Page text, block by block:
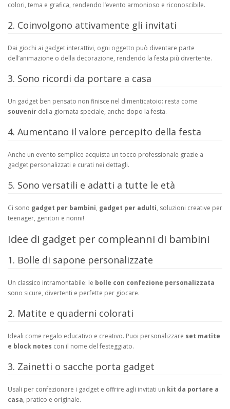
colori, tema e grafica, rendendo l’evento armonioso e riconoscibile.
2. Coinvolgono attivamente gli invitati
Dai giochi ai gadget interattivi, ogni oggetto può diventare parte
dell’animazione o della decorazione, rendendo la festa più divertente.
3. Sono ricordi da portare a casa
Un gadget ben pensato non finisce nel dimenticatoio: resta come
souvenir della giornata speciale, anche dopo la festa.
4. Aumentano il valore percepito della festa
Anche un evento semplice acquista un tocco professionale grazie a
gadget personalizzati e curati nei dettagli.
5. Sono versatili e adatti a tutte le età
Ci sono gadget per bambini, gadget per adulti, soluzioni creative per
teenager, genitori e nonni!
Idee di gadget per compleanni di bambini
1. Bolle di sapone personalizzate
Un classico intramontabile: le bolle con confezione personalizzata
sono sicure, divertenti e perfette per giocare.
2. Matite e quaderni colorati
Ideali come regalo educativo e creativo. Puoi personalizzare set matite
e block notes con il nome del festeggiato.
3. Zainetti o sacche porta gadget
Usali per confezionare i gadget e offrire agli invitati un kit da portare a
casa, pratico e originale.